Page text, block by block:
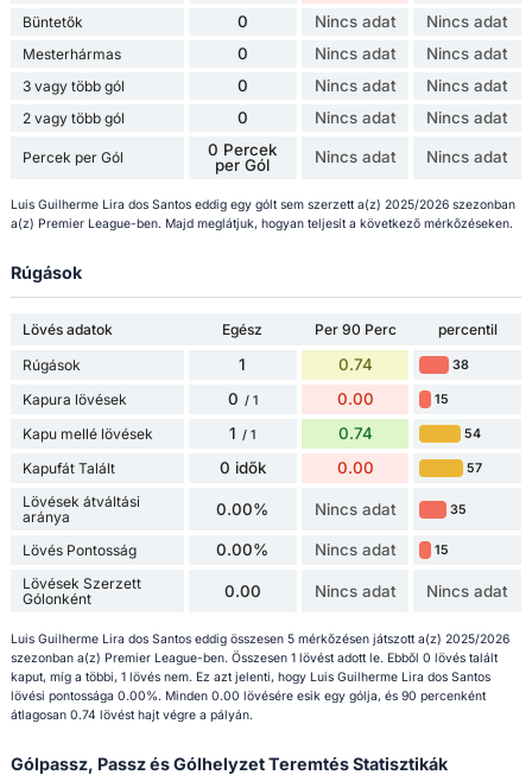
Büntetők 0 Nincs adat Nincs adat
Mesterhármas 0 Nincs adat Nincs adat
3 vagy több gól 0 Nincs adat Nincs adat
2 vagy több gól 0 Nincs adat Nincs adat
Percek per Gól
0 Percek
per Gól
Nincs adat Nincs adat
Luis Guilherme Lira dos Santos eddig egy gólt sem szerzett a(z) 2025/2026 szezonban
a(z) Premier League-ben. Majd meglátjuk, hogyan teljesít a következő mérkőzéseken.
Rúgások
Lövés adatok Egész Per 90 Perc
percentil
Rúgások
1 0.74 38
Kapura lövések 0 / 1 0.00 15
Kapu mellé lövések 1 / 1 0.74 54
Kapufát Talált 0 idők 0.00 57
Lövések átváltási
aránya
0.00% Nincs adat 35
Lövés Pontosság 0.00% Nincs adat 15
Lövések Szerzett
Gólonként
0.00 Nincs adat Nincs adat
Luis Guilherme Lira dos Santos eddig összesen 5 mérkőzésen játszott a(z) 2025/2026
szezonban a(z) Premier League-ben. Összesen 1 lövést adott le. Ebből 0 lövés talált
kaput, míg a többi, 1 lövés nem. Ez azt jelenti, hogy Luis Guilherme Lira dos Santos
lövési pontossága 0.00%. Minden 0.00 lövésére esik egy gólja, és 90 percenként
átlagosan 0.74 lövést hajt végre a pályán.
Gólpassz, Passz és Gólhelyzet Teremtés Statisztikák